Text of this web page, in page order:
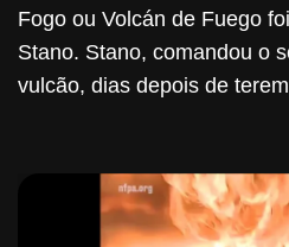
Fogo ou Volcán de Fuego
Stano. Stano, comandou o
vulcão, dias depois de